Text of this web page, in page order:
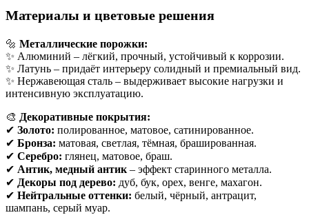
Материалы и цветовые решения
🔩 Металлические порожки:
✨ Алюминий – лёгкий, прочный, устойчивый к коррозии.
✨ Латунь – придаёт интерьеру солидный и премиальный вид.
✨ Нержавеющая сталь – выдерживает высокие нагрузки и
интенсивную эксплуатацию.
🎨 Декоративные покрытия:
✔ Золото: полированное, матовое, сатинированное.
✔ Бронза: матовая, светлая, тёмная, брашированная.
✔ Серебро: глянец, матовое, браш.
✔ Антик, медный антик – эффект старинного металла.
✔ Декоры под дерево: дуб, бук, орех, венге, махагон.
✔ Нейтральные оттенки: белый, чёрный, антрацит,
шампань, серый муар.